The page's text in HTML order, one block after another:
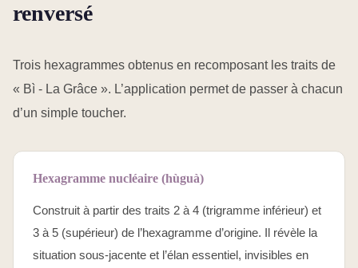
renversé
Trois hexagrammes obtenus en recomposant les traits de
« Bì - La Grâce ». L’application permet de passer à chacun
d’un simple toucher.
Hexagramme nucléaire (hùguà)
Construit à partir des traits 2 à 4 (trigramme inférieur) et
3 à 5 (supérieur) de l’hexagramme d’origine. Il révèle la
situation sous-jacente et l’élan essentiel, invisibles en